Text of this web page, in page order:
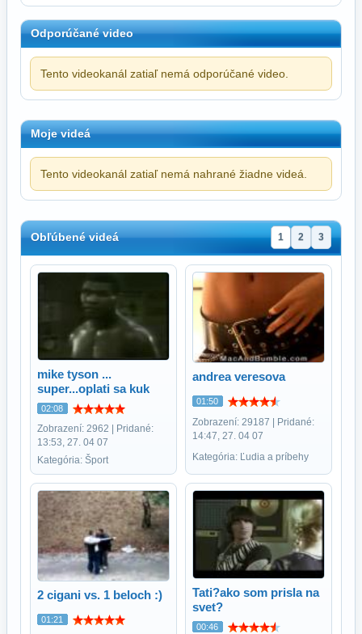
Odporúčané video
Tento videokanál zatiaľ nemá odporúčané video.
Moje videá
Tento videokanál zatiaľ nemá nahrané žiadne videá.
Obľúbené videá 1 2 3
mike tyson ...
super...oplati sa kuk
02:08
Zobrazení: 2962 | Pridané:
13:53, 27. 04 07
Kategória: Šport
andrea veresova
01:50
Zobrazení: 29187 | Pridané:
14:47, 27. 04 07
Kategória: Ľudia a príbehy
2 cigani vs. 1 beloch :)
01:21
Tati?ako som prisla na
svet?
00:46